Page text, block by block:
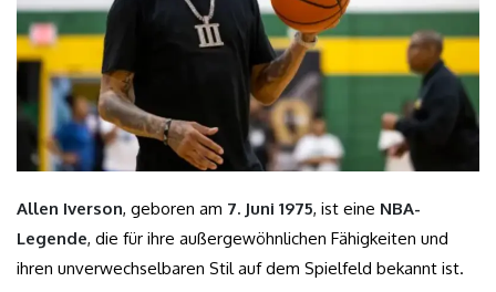
Allen Iverson, geboren am 7. Juni 1975, ist eine NBA-
Legende, die für ihre außergewöhnlichen Fähigkeiten und
ihren unverwechselbaren Stil auf dem Spielfeld bekannt ist.